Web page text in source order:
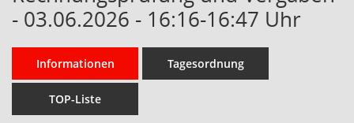
- 03.06.2026 - 16:16-16:47 Uhr
Informationen Tagesordnung
TOP-Liste